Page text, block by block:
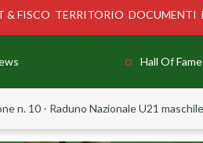
& FISCO TERRITORIO DOCUMENTI
Hall Of Fame
n. 10 - Raduno Nazionale U21